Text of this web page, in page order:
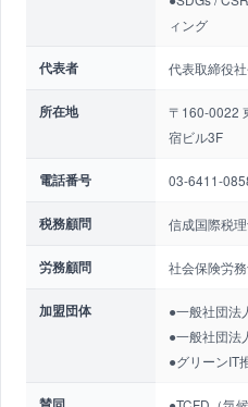
ィング
代表者 代表取締役
所在地
〒160-0022
宿ビル3F
電話番号 03-6411-
税務顧問 信成国際税
労務顧問 社会保険労
加盟団体
●一般社団法
●一般社団法
●グリーンIT